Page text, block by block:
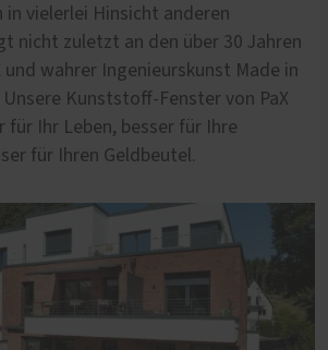
in vielerlei Hinsicht anderen
nicht zuletzt an den über 30 Jahren
und wahrer Ingenieurskunst Made in
Unsere Kunststoff-Fenster von PaX
für Ihr Leben, besser für Ihre
für Ihren Geldbeutel.